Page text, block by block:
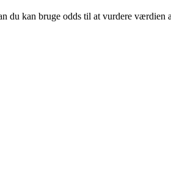
du kan bruge odds til at vurdere